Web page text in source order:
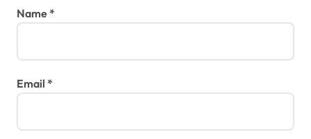
Name*
Email *